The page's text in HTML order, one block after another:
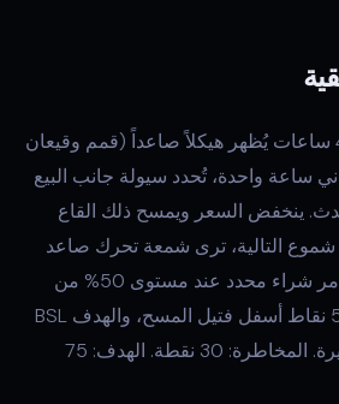
الرسم البياني 4 ساعات يُظهر هيكلاً صاعداً (قمم وقيعان
ساعة واحدة، تُحدد سيولة جانب البيع
ينخفض السعر ويمسح ذلك القاع
بفتيل طويل. خلال الـ 3 شموع التالية، ترى شمعة تحرك صاعد
قوية تُنشئ FVG. تضع أمر شراء محدد عند مستوى 50% من
FVG، ووقف الخسارة 5 نقاط أسفل فتيل المسح، والهدف BSL
أعلى القمة الأعلى الأخيرة. المخاطرة: 30 نقطة. الهدف: 75